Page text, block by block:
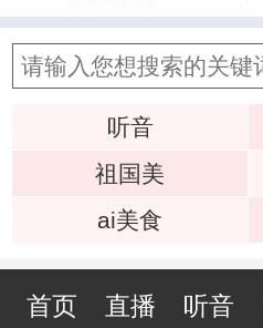
听音
祖国美
ai美食
首页 直播 听音